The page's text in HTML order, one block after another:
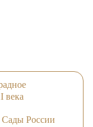
века
России